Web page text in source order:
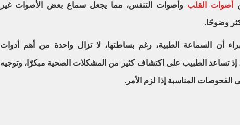
أصوات القلب وأصوات التنفس، مما يجعل سماع بعض الأصوات غير
وضوحًا.
أن السماعة الطبية، رغم بساطتها، لا تزال واحدة من أهم أدوات
إذ تساعد الطبيب على اكتشاف كثير من المشكلات الصحية مبكرًا، وتوجيه
الفحوصات المناسبة إذا لزم الأمر.